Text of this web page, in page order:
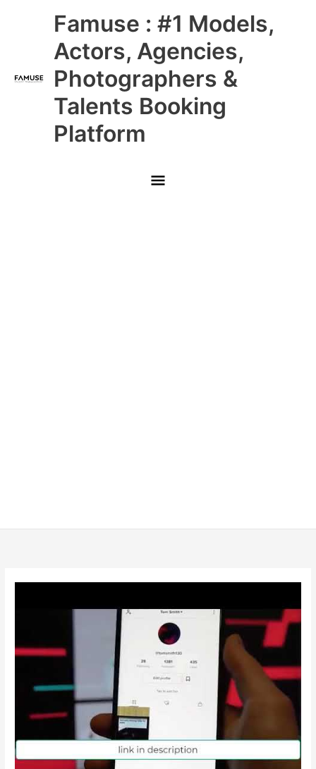
Famuse : #1 Models,
Actors, Agencies,
Photographers &
Talents Booking
Platform
Main
Menu